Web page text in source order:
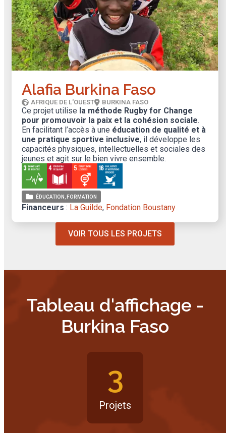
Alafia Burkina Faso
AFRIQUE DE L'OUEST BURKINA FASO
Ce projet utilise la méthode Rugby for Change
pour promouvoir la paix et la cohésion sociale.
En facilitant l’accès à une éducation de qualité et à
une pratique sportive inclusive, il développe les
capacités physiques, intellectuelles et sociales des
jeunes et agit sur le bien vivre ensemble.
ÉDUCATION FORMATION
Financeurs : La Guilde, Fondation Boustany
VOIR TOUS LES PROJETS
Tableau d'affichage -
Burkina Faso
3
Projets